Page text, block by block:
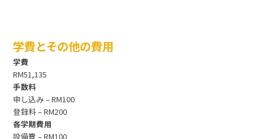
学費とその他の費用
学費
RM51,135
手数料
申し込み – RM100
登録料 – RM200
各学期費用
設備費 – RM100